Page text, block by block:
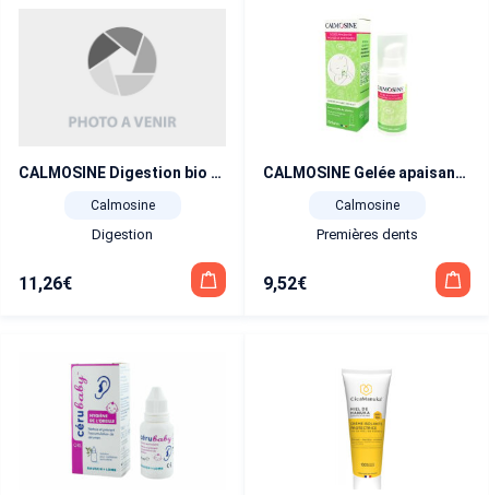
CALMOSINE Digestion bio boisson apaisante 12 dosettes
Calmosine
Digestion
11,26€
CALMOSINE Gelée apaisante BIO Poussées dentaires 15 ml
Calmosine
Premières dents
9,52€